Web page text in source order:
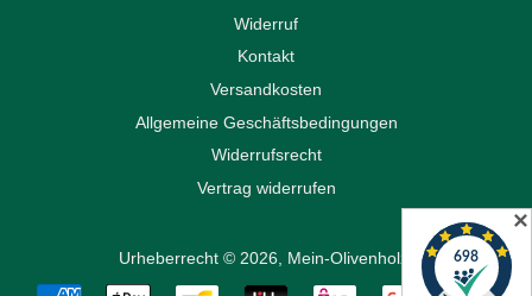
Widerruf
Kontakt
Versandkosten
Allgemeine Geschäftsbedingungen
Widerrufsrecht
Vertrag widerrufen
Urheberrecht © 2026, Mein-Olivenholz
✕